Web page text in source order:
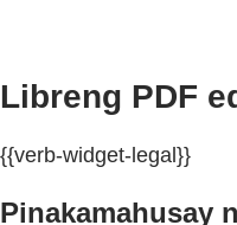
Libreng PDF
{{verb-widget-legal}}
Pinakamahusay